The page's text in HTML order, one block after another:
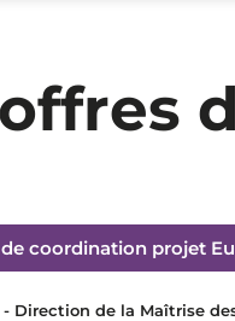
coordination projet
- Direction de la Maîtrise